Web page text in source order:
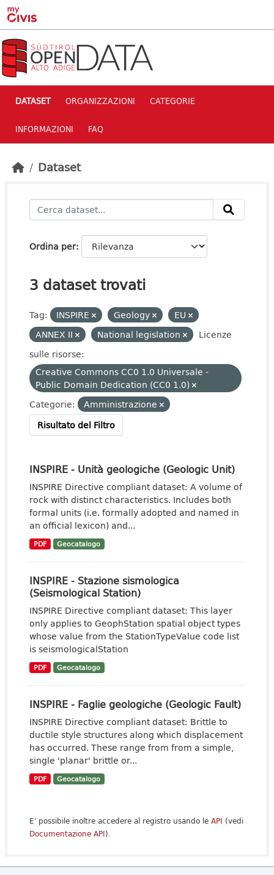
Skip to main content
DATASET ORGANIZZAZIONI CATEGORIE
INFORMAZIONI FAQ
Dataset
Ordina per
3 dataset trovati
Tag: INSPIRE Geology
EU
ANNEX II
National legislation
Licenze
sulle risorse:
Creative Commons CC0 1.0 Universale -
Public Domain Dedication (CC0 1.0)
Categorie:
Amministrazione
Risultato del Filtro
INSPIRE - Unità geologiche (Geologic Unit)
INSPIRE Directive compliant dataset: A volume of
rock with distinct characteristics. Includes both
formal units (i.e. formally adopted and named in
an official lexicon) and...
PDF Geocatalogo
INSPIRE - Stazione sismologica
(Seismological Station)
INSPIRE Directive compliant dataset: This layer
only applies to GeophStation spatial object types
whose value from the StationTypeValue code list
is seismologicalStation
PDF Geocatalogo
INSPIRE - Faglie geologiche (Geologic Fault)
INSPIRE Directive compliant dataset: Brittle to
ductile style structures along which displacement
has occurred. These range from from a simple,
single 'planar' brittle or...
PDF Geocatalogo
E' possibile inoltre accedere al registro usando le API (vedi
Documentazione API).